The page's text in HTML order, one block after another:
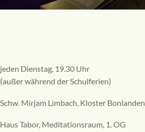
jeden Dienstag, 19.30 Uhr
(außer während der Schulferien)
Schw. Mirjam Limbach, Kloster Bonlanden
Haus Tabor, Meditationsraum, 1. OG